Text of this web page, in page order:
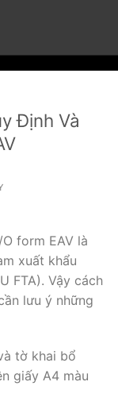
Định Và
form EAV là
xuất khẩu
FTA). Vậy cách
lưu ý những
tờ khai bổ
giấy A4 màu